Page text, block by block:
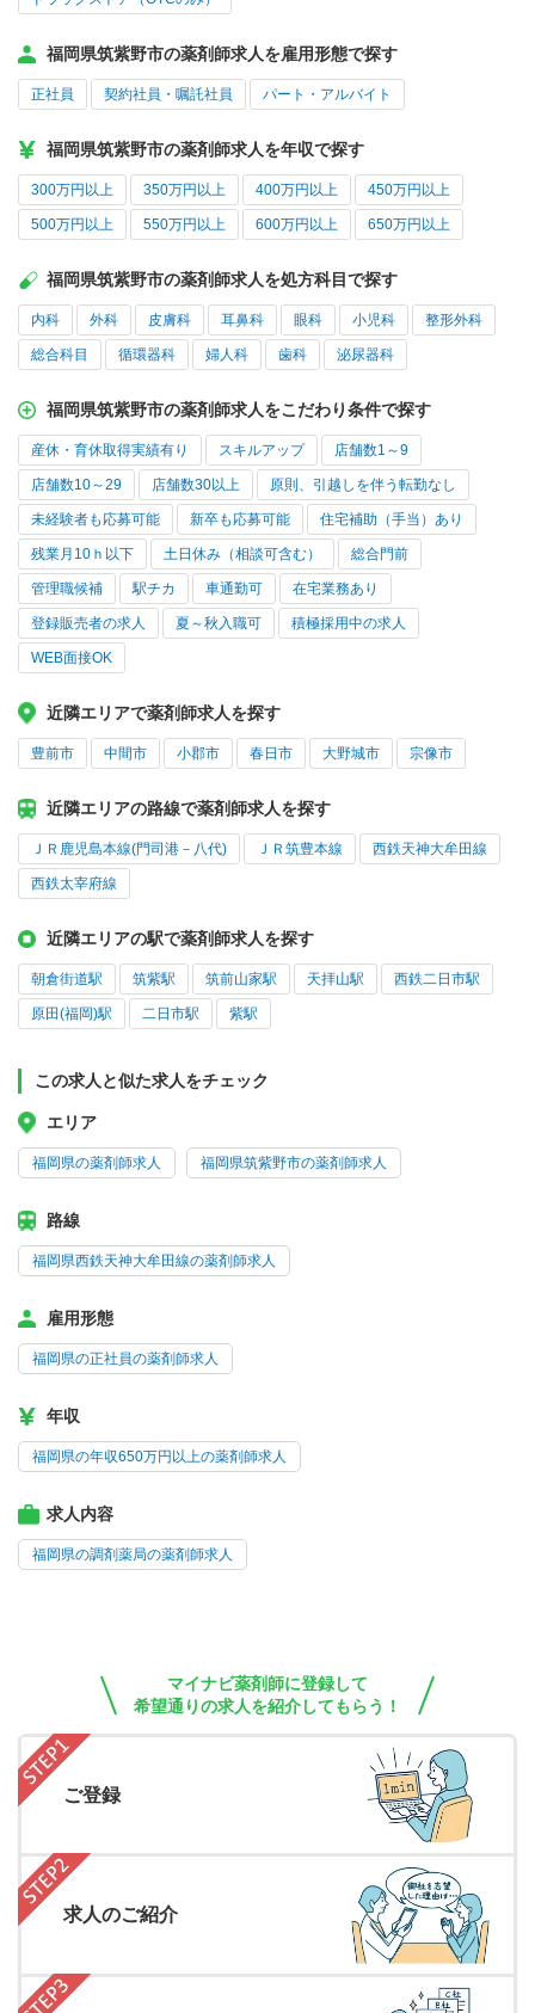
福岡県筑紫野市の薬剤師求人を雇用形態で探す
正社員 契約社員・嘱託社員 パート・アルバイト
福岡県筑紫野市の薬剤師求人を年収で探す
300万円以上 350万円以上 400万円以上 450万円以上
500万円以上 550万円以上 600万円以上 650万円以上
福岡県筑紫野市の薬剤師求人を処方科目で探す
内科 外科 皮膚科 耳鼻科 眼科 小児科 整形外科
総合科目 循環器科 婦人科 歯科 泌尿器科
福岡県筑紫野市の薬剤師求人をこだわり条件で探す
産休・育休取得実績有り スキルアップ 店舗数1～9
店舗数10～29 店舗数30以上 原則、引越しを伴う転勤なし
未経験者も応募可能 新卒も応募可能 住宅補助（手当）あり
残業月10ｈ以下 土日休み（相談可含む） 総合門前
管理職候補 駅チカ 車通勤可 在宅業務あり
登録販売者の求人 夏～秋入職可 積極採用中の求人
WEB面接OK
近隣エリアで薬剤師求人を探す
豊前市 中間市 小郡市 春日市 大野城市 宗像市
近隣エリアの路線で薬剤師求人を探す
ＪＲ鹿児島本線(門司港－八代) ＪＲ筑豊本線 西鉄天神大牟田線
西鉄太宰府線
近隣エリアの駅で薬剤師求人を探す
朝倉街道駅 筑紫駅 筑前山家駅 天拝山駅 西鉄二日市駅
原田(福岡)駅 二日市駅 紫駅
この求人と似た求人をチェック
エリア
福岡県の薬剤師求人 福岡県筑紫野市の薬剤師求人
路線
福岡県西鉄天神大牟田線の薬剤師求人
雇用形態
福岡県の正社員の薬剤師求人
年収
福岡県の年収650万円以上の薬剤師求人
求人内容
福岡県の調剤薬局の薬剤師求人
マイナビ薬剤師に登録して
希望通りの求人を紹介してもらう！
ご登録
求人のご紹介